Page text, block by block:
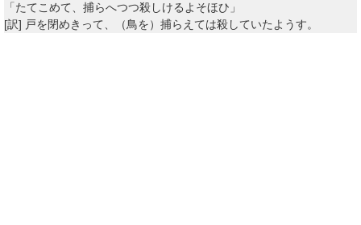
「たてこめて、捕らへつつ殺しけるよそほひ」
[訳] 戸を閉めきって、（鳥を）捕らえては殺していたようす。